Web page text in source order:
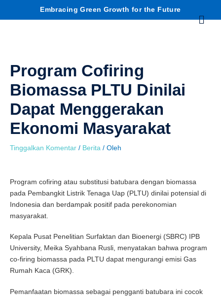
Embracing Green Growth for the Future
Menu
Program Cofiring
Biomassa PLTU Dinilai
Dapat Menggerakan
Ekonomi Masyarakat
Tinggalkan Komentar / Berita / Oleh
Program cofiring atau substitusi batubara dengan biomassa
pada Pembangkit Listrik Tenaga Uap (PLTU) dinilai potensial di
Indonesia dan berdampak positif pada perekonomian
masyarakat.
Kepala Pusat Penelitian Surfaktan dan Bioenergi (SBRC) IPB
University, Meika Syahbana Rusli, menyatakan bahwa program
co-firing biomassa pada PLTU dapat mengurangi emisi Gas
Rumah Kaca (GRK).
Pemanfaatan biomassa sebagai pengganti batubara ini cocok